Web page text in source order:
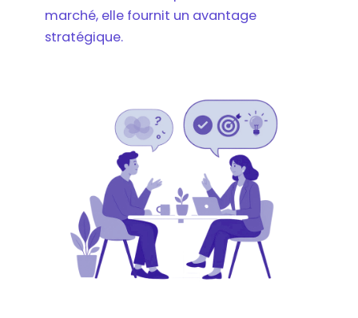
marché, elle fournit un avantage
stratégique.